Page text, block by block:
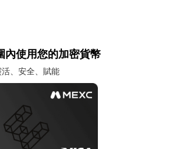
內使用您的加密貨幣
活、安全、賦能